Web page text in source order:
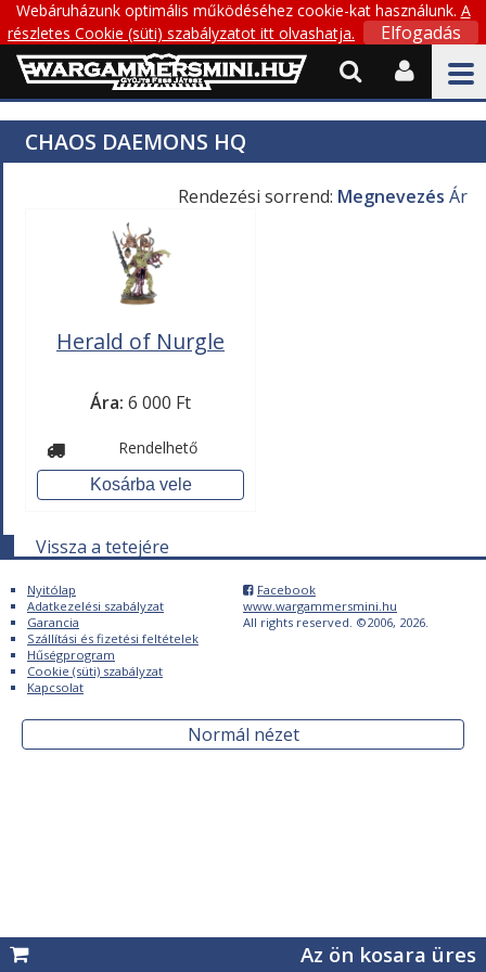
Webáruházunk optimális működéséhez cookie-kat használunk. A
részletes Cookie (süti) szabályzatot itt olvashatja.
Elfogadás
 
CHAOS DAEMONS HQ
Rendezési sorrend: Megnevezés Ár
Herald of Nurgle
Ára: 6 000 Ft
Rendelhető
Vissza a tetejére
Nyitólap
Adatkezelési szabályzat
Garancia
Szállítási és fizetési feltételek
Hűségprogram
Cookie (süti) szabályzat
Kapcsolat
 Facebook
www.wargammersmini.hu
All rights reserved. ©2006, 2026.
Normál nézet
 Az ön kosara üres